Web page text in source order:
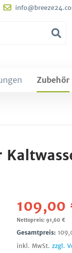
Zubehör
109,00
Nettopreis: 91,60 €
Gesamtpreis:
inkl. MwSt.zzgl.